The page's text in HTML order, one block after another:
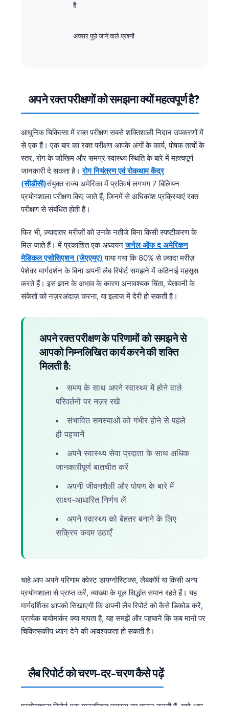
है
अक्सर पूछे जाने वाले प्रश्नों
अपने रक्त परीक्षणों को समझना क्यों महत्वपूर्ण है?
आधुनिक चिकित्सा में रक्त परीक्षण सबसे शक्तिशाली निदान उपकरणों में
से एक हैं। एक बार का रक्त परीक्षण आपके अंगों के कार्य, पोषक तत्वों के
स्तर, रोग के जोखिम और समग्र स्वास्थ्य स्थिति के बारे में महत्वपूर्ण
जानकारी दे सकता है।रोग नियंत्रण एवं रोकथाम केंद्र
(सीडीसी)संयुक्त राज्य अमेरिका में प्रतिवर्ष लगभग 7 बिलियन
प्रयोगशाला परीक्षण किए जाते हैं, जिनमें से अधिकांश प्रक्रियाएं रक्त
परीक्षण से संबंधित होती हैं।
फिर भी, ज़्यादातर मरीज़ों को उनके नतीजे बिना किसी स्पष्टीकरण के
मिल जाते हैं। में प्रकाशित एक अध्ययनजर्नल ऑफ द अमेरिकन
मेडिकल एसोसिएशन (जेएएमए) पाया गया कि 80% से ज़्यादा मरीज़
पेशेवर मार्गदर्शन के बिना अपनी लैब रिपोर्ट समझने में कठिनाई महसूस
करते हैं। इस ज्ञान के अभाव के कारण अनावश्यक चिंता, चेतावनी के
संकेतों को नज़रअंदाज़ करना, या इलाज में देरी हो सकती है।
अपने रक्त परीक्षण के परिणामों को समझने से
आपको निम्नलिखित कार्य करने की शक्ति
मिलती है:
समय के साथ अपने स्वास्थ्य में होने वाले
परिवर्तनों पर नज़र रखें
संभावित समस्याओं को गंभीर होने से पहले
ही पहचानें
अपने स्वास्थ्य सेवा प्रदाता के साथ अधिक
जानकारीपूर्ण बातचीत करें
अपनी जीवनशैली और पोषण के बारे में
साक्ष्य-आधारित निर्णय लें
अपने स्वास्थ्य को बेहतर बनाने के लिए
सक्रिय कदम उठाएँ
चाहे आप अपने परिणाम क्वेस्ट डायग्नोस्टिक्स, लैबकॉर्प या किसी अन्य
प्रयोगशाला से प्राप्त करें, व्याख्या के मूल सिद्धांत समान रहते हैं। यह
मार्गदर्शिका आपको सिखाएगी कि अपनी लैब रिपोर्ट को कैसे डिकोड करें,
प्रत्येक बायोमार्कर क्या मापता है, यह समझें और पहचानें कि कब मानों पर
चिकित्सकीय ध्यान देने की आवश्यकता हो सकती है।
लैब रिपोर्ट को चरण-दर-चरण कैसे पढ़ें